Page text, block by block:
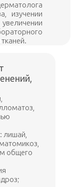
изучении
лишай,
общего